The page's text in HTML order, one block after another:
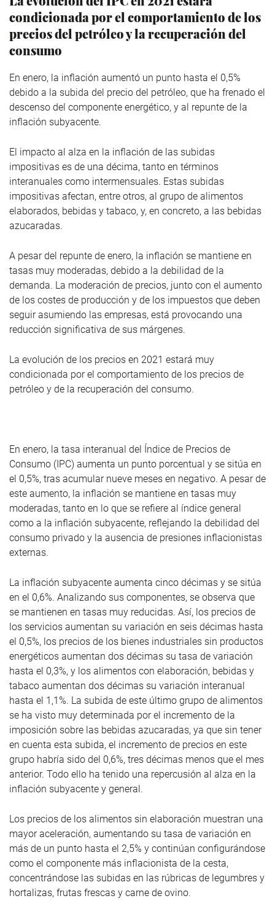
condicionada por el comportamiento de los
precios del petróleo y la recuperación del
consumo
En enero, la inflación aumentó un punto hasta el 0,5%
debido a la subida del precio del petróleo, que ha frenado el
descenso del componente energético, y al repunte de la
inflación subyacente.
El impacto al alza en la inflación de las subidas
impositivas es de una décima, tanto en términos
interanuales como intermensuales. Estas subidas
impositivas afectan, entre otros, al grupo de alimentos
elaborados, bebidas y tabaco, y, en concreto, a las bebidas
azucaradas.
A pesar del repunte de enero, la inflación se mantiene en
tasas muy moderadas, debido a la debilidad de la
demanda. La moderación de precios, junto con el aumento
de los costes de producción y de los impuestos que deben
seguir asumiendo las empresas, está provocando una
reducción significativa de sus márgenes.
La evolución de los precios en 2021 estará muy
condicionada por el comportamiento de los precios de
petróleo y de la recuperación del consumo.
En enero, la tasa interanual del Índice de Precios de
Consumo (IPC) aumenta un punto porcentual y se sitúa en
el 0,5%, tras acumular nueve meses en negativo. A pesar de
este aumento, la inflación se mantiene en tasas muy
moderadas, tanto en lo que se refiere al índice general
como a la inflación subyacente, reflejando la debilidad del
consumo privado y la ausencia de presiones inflacionistas
externas.
La inflación subyacente aumenta cinco décimas y se sitúa
en el 0,6%. Analizando sus componentes, se observa que
se mantienen en tasas muy reducidas. Así, los precios de
los servicios aumentan su variación en seis décimas hasta
el 0,5%, los precios de los bienes industriales sin productos
energéticos aumentan dos décimas su tasa de variación
hasta el 0,3%, y los alimentos con elaboración, bebidas y
tabaco aumentan dos décimas su variación interanual
hasta el 1,1%. La subida de este último grupo de alimentos
se ha visto muy determinada por el incremento de la
imposición sobre las bebidas azucaradas, ya que sin tener
en cuenta esta subida, el incremento de precios en este
grupo habría sido del 0,6%, tres décimas menos que el mes
anterior. Todo ello ha tenido una repercusión al alza en la
inflación subyacente y general.
Los precios de los alimentos sin elaboración muestran una
mayor aceleración, aumentando su tasa de variación en
más de un punto hasta el 2,5% y continúan configurándose
como el componente más inflacionista de la cesta,
concentrándose las subidas en las rúbricas de legumbres y
hortalizas, frutas frescas y carne de ovino.